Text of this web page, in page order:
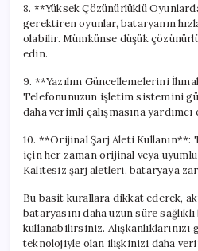
8. **Yüksek Çözünürlüklü
gerektiren oyunlar, bataryanın
olabilir. Mümkünse düşük
edin.
9. **Yazılım Güncellemelerini
Telefonunuzun işletim sistemini
daha verimli çalışmasına yardımcı
10. **Orijinal Şarj Aleti Kullanın**:
için her zaman orijinal veya
Kalitesiz şarj aletleri, bataryaya
Bu basit kurallara dikkat ederek,
bataryasını daha uzun süre
kullanabilirsiniz.
teknolojiyle olan ilişkinizi daha